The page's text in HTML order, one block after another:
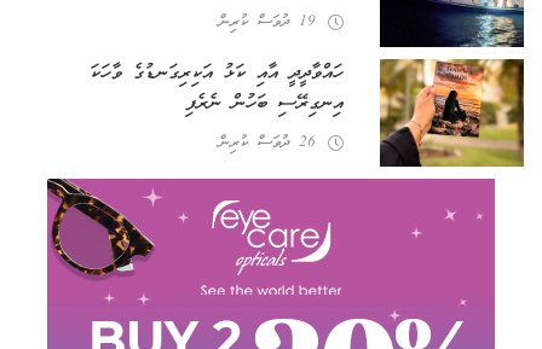
19 ދުވަސް ކުރިން
ހައްވާދީދީ އާއި ކަޅު އަކިރިގަނޑުގެ ވާހަކަ
އިނގިރޭސި ބަހުން ނެރެފި
26 ދުވަސް ކުރިން